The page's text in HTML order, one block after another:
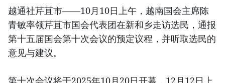
越通社芹苴市——10月10日上午，越南国会主席陈
青敏率领芹苴市国会代表团在新和乡走访选民，通报
第十五届国会第十次会议的预定议程，并听取选民的
意见与建议。
第十次会议将于2025年10月20日开幕，12月12日上